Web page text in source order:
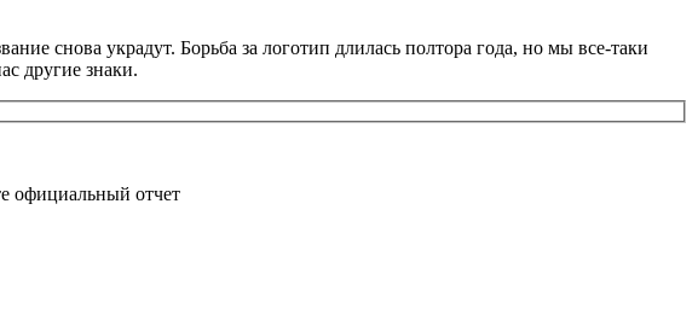
снова украдут. Борьба за логотип длилась полтора года, но мы все-таки
другие знаки.
официальный отчет